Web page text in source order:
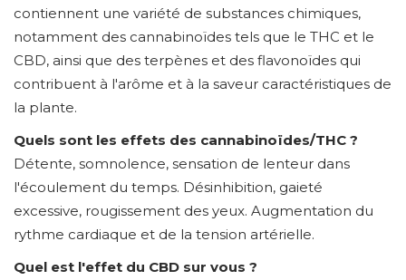
contiennent une variété de substances chimiques,
notamment des cannabinoïdes tels que le THC et le
CBD, ainsi que des terpènes et des flavonoïdes qui
contribuent à l'arôme et à la saveur caractéristiques de
la plante.
Quels sont les effets des cannabinoïdes/THC ?
Détente, somnolence, sensation de lenteur dans
l'écoulement du temps. Désinhibition, gaieté
excessive, rougissement des yeux. Augmentation du
rythme cardiaque et de la tension artérielle.
Quel est l'effet du CBD sur vous ?